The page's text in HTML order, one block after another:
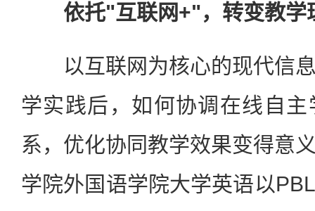
依托"互联网+"，转变教学
以互联网为核心的现代信息
学实践后，如何协调在线自
系，优化协同教学效果变得意
学院外国语学院大学英语以